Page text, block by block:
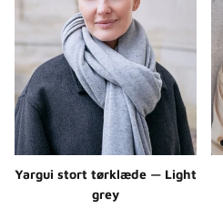
Yargui stort tørklæde — Light
grey